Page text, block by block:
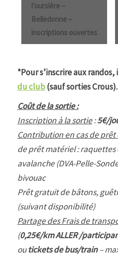
l’oursière –
Belledonne –
inscriptions ouvertes
*Pour s’inscrire aux
du club(sauf sorties Crous).
Coût de la sortie :
Inscription à la sortie:5€/
Contribution en cas de prêt
de prêt matériel :
avalanche (DVA-Pelle-
bivouac
Prêt gratuit de bâtons,
(suivant disponibilité)
Partage des Frais de
(0,25€/km ALLER /
outickets de bus/train–